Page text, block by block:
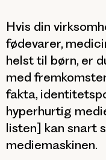
Hvis din
fødevarer,
helst til børn, er
med
fakta,
hyperhurtig
listen] kan snart
mediemaskinen.